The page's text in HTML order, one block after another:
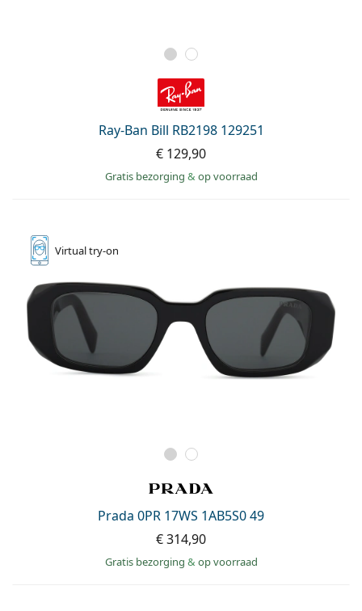
Ray-Ban Bill RB2198 129251
€ 129,90
Gratis bezorging & op voorraad
Virtualtry-on
Prada 0PR 17WS 1AB5S0 49
€ 314,90
Gratis bezorging & op voorraad